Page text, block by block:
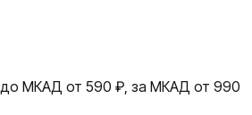
до МКАД от 590 ₽, за МКАД от 990